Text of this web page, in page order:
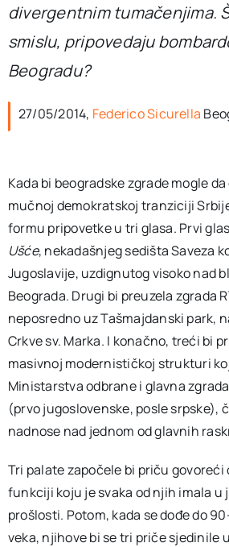
divergentnim tumačenjima.
smislu, pripovedaju
Beogradu?
27/05/2014, Federico Sicurella
Kada bi beogradske zgrade mogle
mučnoj demokratskoj tranziciji
formu pripovetke u tri glasa. Prvi
Ušće, nekadašnjeg sedišta Saveza
Jugoslavije, uzdignutog visoko nad
Beograda. Drugi bi preuzela zgrada
neposredno uz Tašmajdanski park,
Crkve sv. Marka. I konačno, treći bi
masivnoj modernističkoj strukturi
Ministarstva odbrane i glavna
(prvo jugoslovenske, posle srpske),
nadnose nad jednom od glavnih
Tri palate započele bi priču
funkciji koju je svaka od njih imala u
prošlosti. Potom, kada se dođe do
veka, njihove bi se tri priče sjedinile